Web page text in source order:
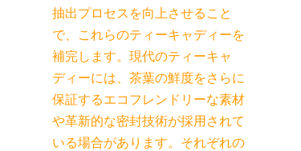
抽出プロセスを向上させること
で、これらのティーキャディーを
補完します。現代のティーキャ
ディーには、茶葉の鮮度をさらに
保証するエコフレンドリーな素材
や革新的な密封技術が採用されて
いる場合があります。それぞれの